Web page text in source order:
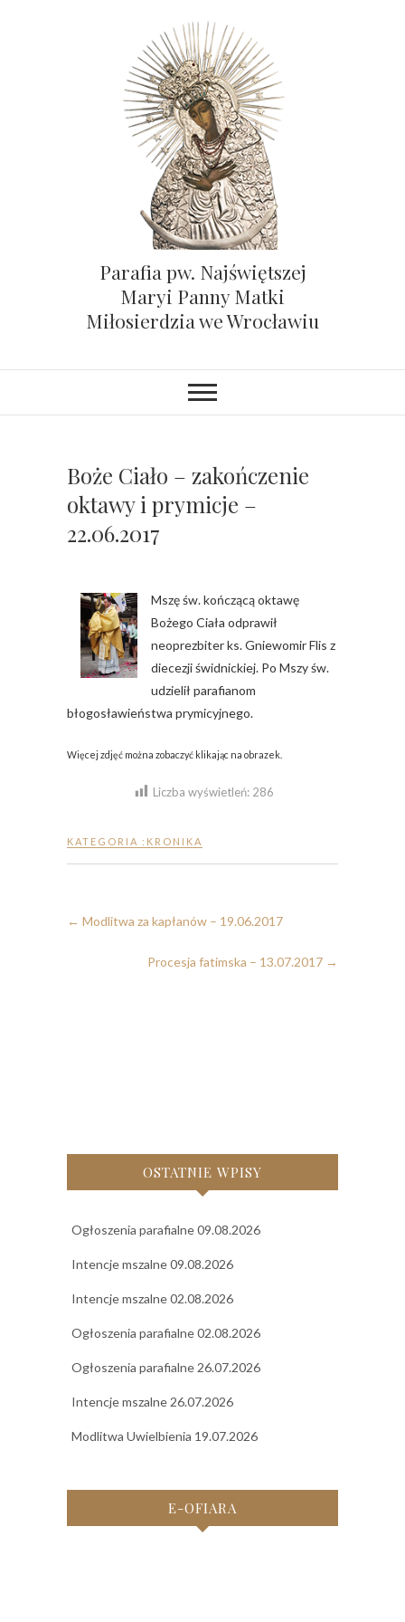
Parafia pw. Najświętszej
Maryi Panny Matki
Miłosierdzia we Wrocławiu
Boże Ciało – zakończenie
oktawy i prymicje –
22.06.2017
Mszę św. kończącą oktawę
Bożego Ciała odprawił
neoprezbiter ks. Gniewomir Flis z
diecezji świdnickiej. Po Mszy św.
udzielił parafianom
błogosławieństwa prymicyjnego.
Więcej zdjęć można zobaczyć klikając na obrazek.
Liczba wyświetleń: 286
KATEGORIA : KRONIKA
← Modlitwa za kapłanów – 19.06.2017
Procesja fatimska – 13.07.2017 →
OSTATNIE WPISY
Ogłoszenia parafialne 09.08.2026
Intencje mszalne 09.08.2026
Intencje mszalne 02.08.2026
Ogłoszenia parafialne 02.08.2026
Ogłoszenia parafialne 26.07.2026
Intencje mszalne 26.07.2026
Modlitwa Uwielbienia 19.07.2026
E-OFIARA